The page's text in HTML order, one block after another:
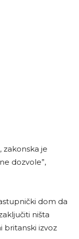
zakonska je
dozvole”,
dom da
ništa
britanski izvoz